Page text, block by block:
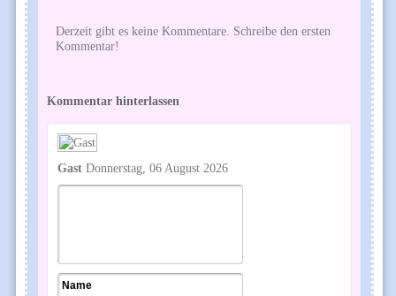
Derzeit gibt es keine Kommentare. Schreibe den ersten
Kommentar!
Kommentar hinterlassen
Gast Donnerstag, 06 August 2026